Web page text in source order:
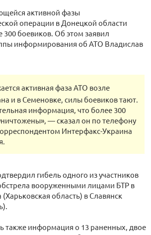
активной фазы
операции в Донецкой области
боевиков. Об этом заявил
информирования об АТО Владислав
активная фаза АТО возле
и в Семеновке, силы боевиков тают.
информация, что более 300
— сказал он по телефону
Интерфакс-Украина
гибель одного из участников
вооруженными лицами БТР в
область) в Славянск
также информация о 13 раненных, двое